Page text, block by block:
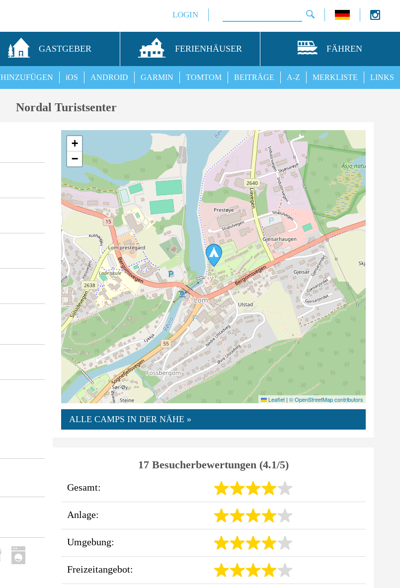
LOGIN
GASTGEBER FERIENHÄUSER FÄHREN
LINKS
MERKLISTE
A-Z
BEITRÄGE
TOMTOM
GARMIN
ANDROID
iOS
HINZUFÜGEN
Nordal Turistsenter
+
−
Leaflet | © OpenStreetMap contributors
ALLE CAMPS IN DER NÄHE »
17 Besucherbewertungen (4.1/5)
Gesamt:
Anlage:
Umgebung:
Freizeitangebot: